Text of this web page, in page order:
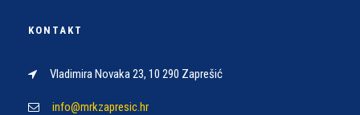
KONTAKT
Vladimira Novaka 23, 10 290 Zaprešić
info@mrkzapresic.hr